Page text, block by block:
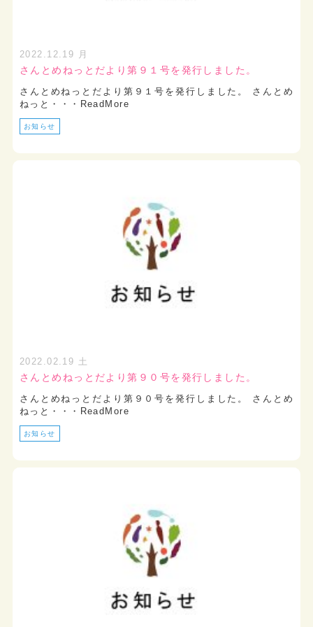
2022.12.19 月
さんとめねっとだより第９１号を発行しました。
さんとめねっとだより第９１号を発行しました。 さんとめ
ねっと・・・ReadMore
お知らせ
2022.02.19 土
さんとめねっとだより第９０号を発行しました。
さんとめねっとだより第９０号を発行しました。 さんとめ
ねっと・・・ReadMore
お知らせ